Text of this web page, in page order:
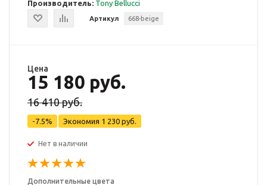
Производитель: Tony Bellucci
Артикул 668-beige
Цена
15 180 руб.
16 410 руб.
-7.5% Экономия 1 230 руб.
Нет в наличии
Дополнительные цвета